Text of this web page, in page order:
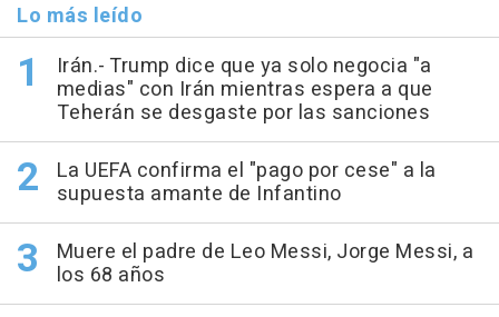
Lo más leído
Irán.- Trump dice que ya solo negocia "a
medias" con Irán mientras espera a que
Teherán se desgaste por las sanciones
La UEFA confirma el "pago por cese" a la
supuesta amante de Infantino
Muere el padre de Leo Messi, Jorge Messi, a
los 68 años